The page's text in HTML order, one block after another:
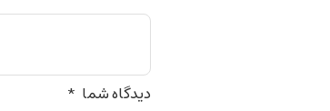
دیدگاه شما *